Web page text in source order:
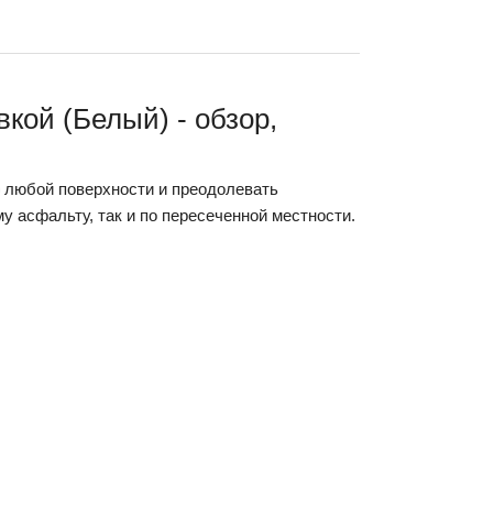
(Белый) - обзор,
поверхности и преодолевать
так и по пересеченной местности.